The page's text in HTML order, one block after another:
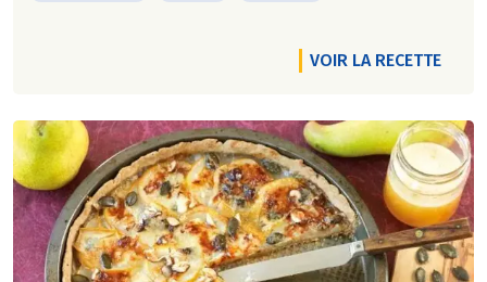
VOIR LA RECETTE